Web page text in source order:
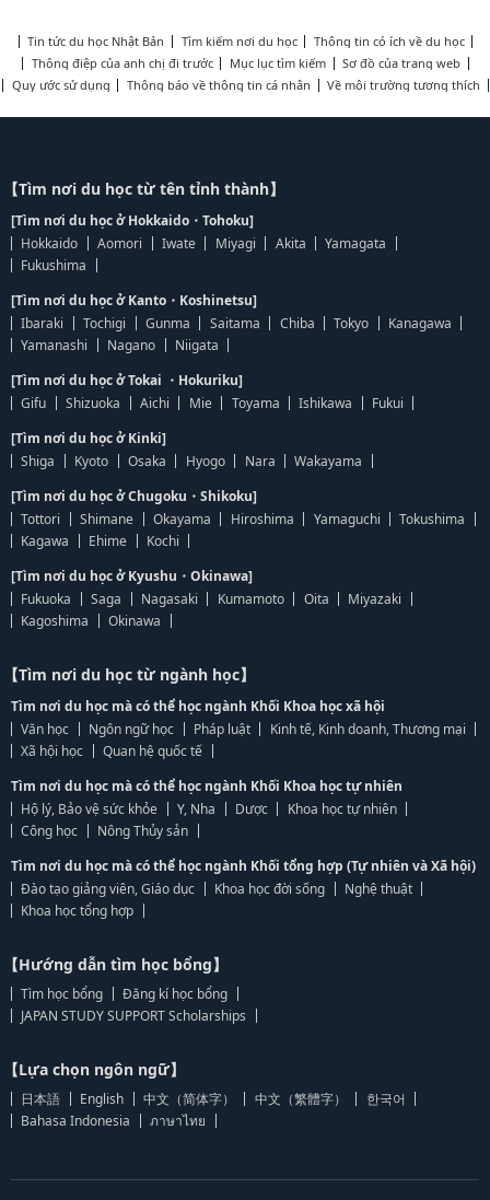
Tin tức du học Nhật Bản Tìm kiếm nơi du học
Thông tin có ích về du học
Thông điệp của anh chị đi trước
Mục lục tìm kiếm
Sơ đồ của trang web
Quy ước sử dụng
Thông báo về thông tin cá nhân Về môi trường tương thích
【Tìm nơi du học từ tên tỉnh thành】
[Tìm nơi du học ở Hokkaido・Tohoku]
Hokkaido
Aomori Iwate Miyagi Akita
Yamagata
Fukushima
[Tìm nơi du học ở Kanto・Koshinetsu]
Ibaraki
Tochigi Gunma Saitama Chiba Tokyo
Kanagawa
Yamanashi
Nagano
Niigata
[Tìm nơi du học ở Tokai ・Hokuriku]
Gifu
Shizuoka Aichi Mie Toyama Ishikawa
Fukui
[Tìm nơi du học ở Kinki]
Shiga
Kyoto Osaka Hyogo Nara
Wakayama
[Tìm nơi du học ở Chugoku・Shikoku]
Tottori
Shimane Okayama Hiroshima Yamaguchi
Tokushima
Kagawa
Ehime
Kochi
[Tìm nơi du học ở Kyushu・Okinawa]
Fukuoka
Saga Nagasaki Kumamoto Oita
Miyazaki
Kagoshima
Okinawa
【Tìm nơi du học từ ngành học】
Tìm nơi du học mà có thể học ngành Khối Khoa học xã hội
Văn học
Ngôn ngữ học Pháp luật
Kinh tế, Kinh doanh, Thương mại
Xã hội học
Quan hệ quốc tế
Tìm nơi du học mà có thể học ngành Khối Khoa học tự nhiên
Hộ lý, Bảo vệ sức khỏe
Y, Nha Dược
Khoa học tự nhiên
Công học
Nông Thủy sản
Tìm nơi du học mà có thể học ngành Khối tổng hợp (Tự nhiên và Xã hội)
Đào tạo giảng viên, Giáo dục
Khoa học đời sống
Nghệ thuật
Khoa học tổng hợp
【Hướng dẫn tìm học bổng】
Tìm học bổng
Đăng kí học bổng
JAPAN STUDY SUPPORT Scholarships
【Lựa chọn ngôn ngữ】
日本語 English 中文（简体字） 中文（繁體字）
한국어
Bahasa Indonesia
ภาษาไทย